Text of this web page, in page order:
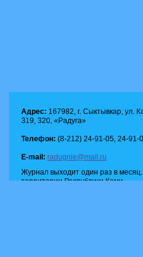
Адрес: 167982, г. Сыктывкар, ул.
319, 320, «Радуга»
Телефон: (8-212) 24-91-05, 24-91-
E-mail: radugnie@mail.ru
Журнал выходит один раз в
территории Республики Коми.